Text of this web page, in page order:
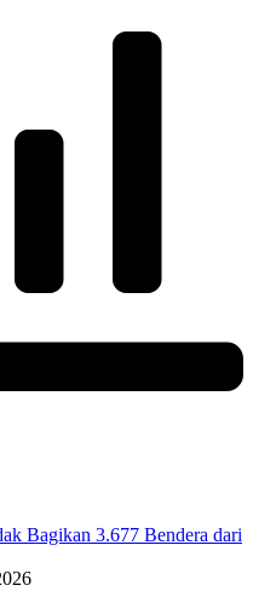
Bagikan 3.677 Bendera dari